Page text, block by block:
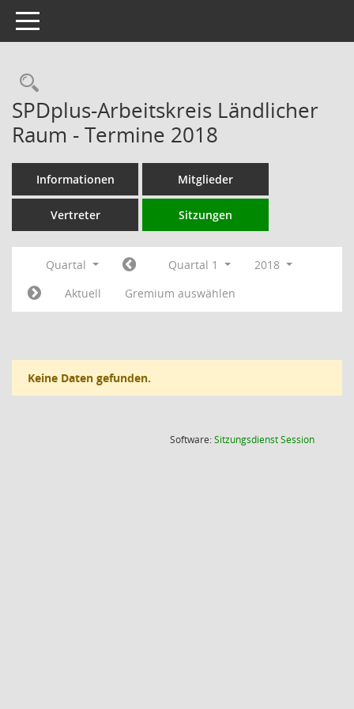
Toggle navigation
Rechercheauswahl
SPDplus-Arbeitskreis Ländlicher
Raum - Termine 2018
Informationen Mitglieder
Vertreter Sitzungen
Quartal Quartal 1
2018
Aktuell
Gremium auswählen
Keine Daten gefunden.
Software:SitzungsdienstSession(Wird in